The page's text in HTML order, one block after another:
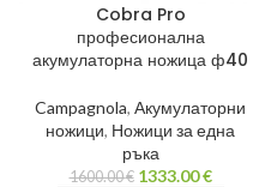
Cobra Pro
професионална
акумулаторна ножица ф40
Campagnola, Акумулаторни
ножици, Ножици за една
ръка
1600.00€ 1333.00€